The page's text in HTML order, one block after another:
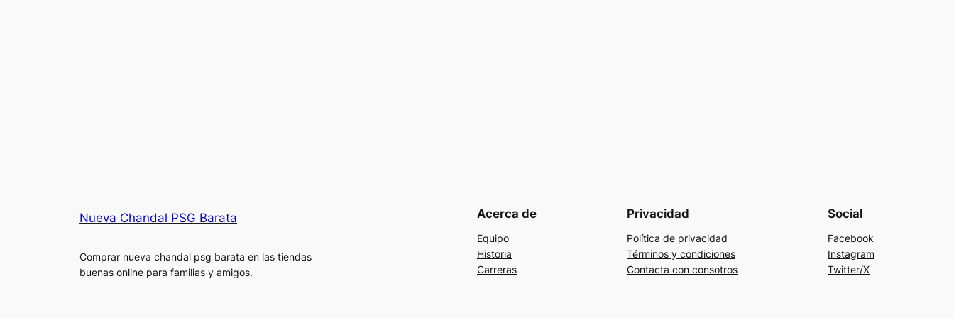
Nueva Chandal PSG Barata
Comprar nueva chandal psg barata en las tiendas
buenas online para familias y amigos.
Acerca de
Equipo
Historia
Carreras
Privacidad
Política de privacidad
Términos y condiciones
Contacta con consotros
Social
Facebook
Instagram
Twitter/X